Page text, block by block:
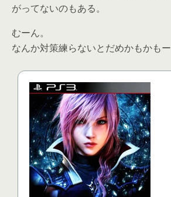
がってないのもある。
むーん。
なんか対策練らないとだめかもかもー